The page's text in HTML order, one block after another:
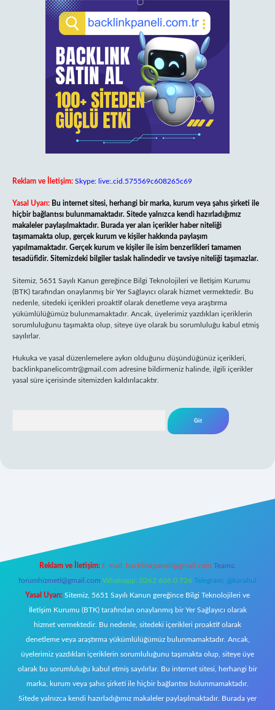
Reklam ve İletişim: Skype: live:.cid.575569c608265c69
Yasal Uyarı: Bu internet sitesi, herhangi bir marka, kurum veya şahıs şirketi ile
hiçbir bağlantısı bulunmamaktadır. Sitede yalnızca kendi hazırladığımız
makaleler paylaşılmaktadır. Burada yer alan içerikler haber niteliği
taşımamakta olup, gerçek kurum ve kişiler hakkında paylaşım
yapılmamaktadır. Gerçek kurum ve kişiler ile isim benzerlikleri tamamen
tesadüfidir. Sitemizdeki bilgiler taslak halindedir ve tavsiye niteliği taşımazlar.
Sitemiz, 5651 Sayılı Kanun gereğince Bilgi Teknolojileri ve İletişim Kurumu
(BTK) tarafından onaylanmış bir Yer Sağlayıcı olarak hizmet vermektedir. Bu
nedenle, sitedeki içerikleri proaktif olarak denetleme veya araştırma
yükümlülüğümüz bulunmamaktadır. Ancak, üyelerimiz yazdıkları içeriklerin
sorumluluğunu taşımakta olup, siteye üye olarak bu sorumluluğu kabul etmiş
sayılırlar.
Hukuka ve yasal düzenlemelere aykırı olduğunu düşündüğünüz içerikleri,
backlinkpanelicomtr@gmail.com adresine bildirmeniz halinde, ilgili içerikler
yasal süre içerisinde sitemizden kaldırılacaktır.
Reklam ve İletişim: E-mail: backlinkpaneli@gmail.com Teams:
forumhizmeti@gmail.com Whatsapp: 0262 606 0 726 Telegram: @karabul
Yasal Uyarı: Sitemiz, 5651 Sayılı Kanun gereğince Bilgi Teknolojileri ve
İletişim Kurumu (BTK) tarafından onaylanmış bir Yer Sağlayıcı olarak
hizmet vermektedir. Bu nedenle, sitedeki içerikleri proaktif olarak
denetleme veya araştırma yükümlülüğümüz bulunmamaktadır. Ancak,
üyelerimiz yazdıkları içeriklerin sorumluluğunu taşımakta olup, siteye üye
olarak bu sorumluluğu kabul etmiş sayılırlar. Bu internet sitesi, herhangi bir
marka, kurum veya şahıs şirketi ile hiçbir bağlantısı bulunmamaktadır.
Sitede yalnızca kendi hazırladığımız makaleler paylaşılmaktadır. Burada yer